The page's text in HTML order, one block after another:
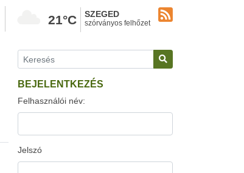
21°C SZEGED
szórványos felhőzet
BEJELENTKEZÉS
Felhasználói név:
Jelszó